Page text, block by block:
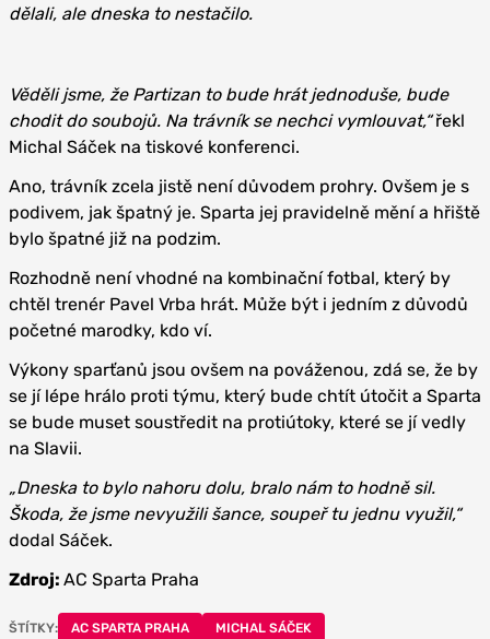
dělali, ale dneska to nestačilo.
Věděli jsme, že Partizan to bude hrát jednoduše, bude
chodit do soubojů. Na trávník se nechci vymlouvat,“řekl
Michal Sáček na tiskové konferenci.
Ano, trávník zcela jistě není důvodem prohry. Ovšem je s
podivem, jak špatný je. Sparta jej pravidelně mění a hřiště
bylo špatné již na podzim.
Rozhodně není vhodné na kombinační fotbal, který by
chtěl trenér Pavel Vrba hrát. Může být i jedním z důvodů
početné marodky, kdo ví.
Výkony sparťanů jsou ovšem na pováženou, zdá se, že by
se jí lépe hrálo proti týmu, který bude chtít útočit a Sparta
se bude muset soustředit na protiútoky, které se jí vedly
na Slavii.
„Dneska to bylo nahoru dolu, bralo nám to hodně sil.
Škoda, že jsme nevyužili šance, soupeř tu jednu využil,“
dodal Sáček.
Zdroj: AC Sparta Praha
ŠTÍTKY: AC SPARTA PRAHA MICHAL SÁČEK